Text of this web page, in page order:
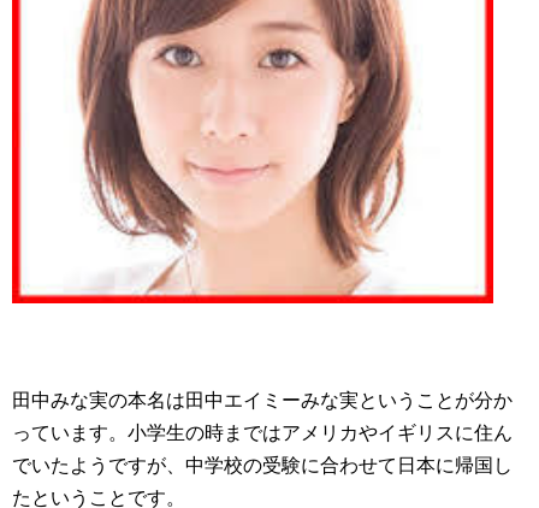
田中みな実の本名は田中エイミーみな実ということが分か
っています。小学生の時まではアメリカやイギリスに住ん
でいたようですが、中学校の受験に合わせて日本に帰国し
たということです。